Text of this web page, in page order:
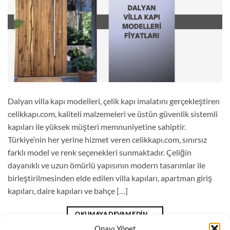
Dalyan villa kapı modelleri, çelik kapı imalatını gerçekleştiren
celikkapı.com, kaliteli malzemeleri ve üstün güvenlik sistemli
kapıları ile yüksek müşteri memnuniyetine sahiptir.
Türkiye’nin her yerine hizmet veren celikkapı.com, sınırsız
farklı model ve renk seçenekleri sunmaktadır. Çeliğin
dayanıklı ve uzun ömürlü yapısının modern tasarımlar ile
birleştirilmesinden elde edilen villa kapıları, apartman giriş
kapıları, daire kapıları ve bahçe […]
OKUMAYA DEVAM EDIN